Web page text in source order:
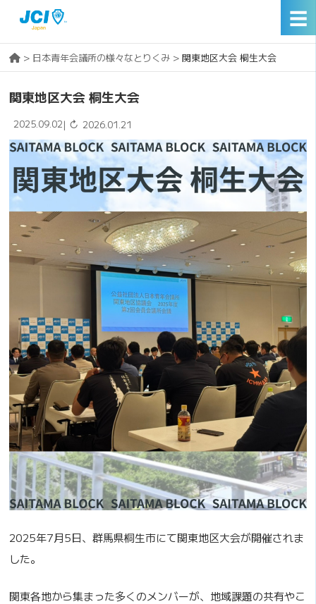
☰
> 日本青年会議所の様々なとりくみ > 関東地区大会 桐生大会
関東地区大会 桐生大会
2025.09.02| ↻ 2026.01.21
2025年7月5日、群馬県桐生市にて関東地区大会が開催されま
した。
関東各地から集まった多くのメンバーが、地域課題の共有やこ